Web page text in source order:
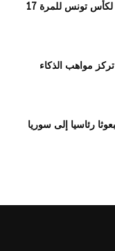
الترجي الرياضي التونسي بطلا لكأس تونس للمرة 17
تركز مواهب الذكاء
رئاسيا إلى سوريا